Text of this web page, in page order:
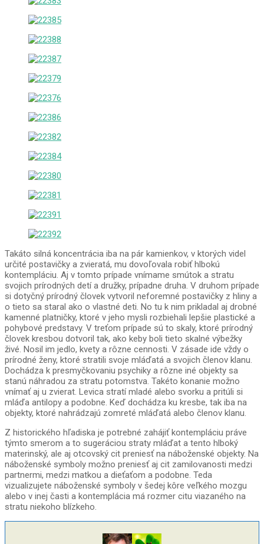
Takáto silná koncentrácia iba na pár kamienkov, v ktorých videl
určité postavičky a zvieratá, mu dovoľovala robiť hlbokú
kontempláciu. Aj v tomto prípade vnímame smútok a stratu
svojich prírodných detí a družky, prípadne druha. V druhom prípade
si dotyčný prírodný človek vytvoril neforemné postavičky z hliny a
o tieto sa staral ako o vlastné deti. No tu k nim prikladal aj drobné
kamenné platničky, ktoré v jeho mysli rozbiehali lepšie plastické a
pohybové predstavy. V treťom prípade sú to skaly, ktoré prírodný
človek kresbou dotvoril tak, ako keby boli tieto skalné výbežky
živé. Nosil im jedlo, kvety a rôzne cennosti. V zásade ide vždy o
prírodné ženy, ktoré stratili svoje mláďatá a svojich členov klanu.
Dochádza k presmyčkovaniu psychiky a rôzne iné objekty sa
stanú náhradou za stratu potomstva. Takéto konanie možno
vnímať aj u zvierat. Levica stratí mladé alebo svorku a pritúli si
mláďa antilopy a podobne. Keď dochádza ku kresbe, tak iba na
objekty, ktoré nahrádzajú zomreté mláďatá alebo členov klanu.
Z historického hľadiska je potrebné zahájiť kontempláciu práve
týmto smerom a to sugeráciou straty mláďat a tento hlboký
materinský, ale aj otcovský cit preniesť na náboženské objekty. Na
náboženské symboly možno preniesť aj cit zamilovanosti medzi
partnermi, medzi matkou a dieťaťom a podobne. Teda
vizualizujete náboženské symboly v šedej kôre veľkého mozgu
alebo v inej časti a kontemplácia má rozmer citu viazaného na
stratu niekoho blízkeho.